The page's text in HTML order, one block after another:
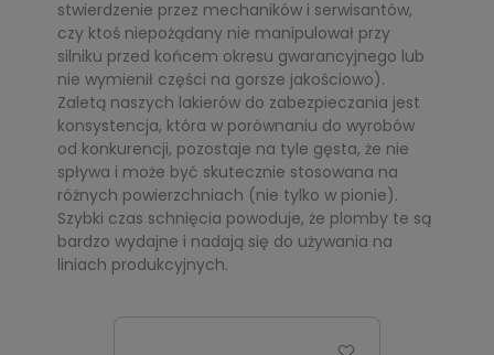
stwierdzenie przez mechaników i serwisantów,
czy ktoś niepożądany nie manipulował przy
silniku przed końcem okresu gwarancyjnego lub
nie wymienił części na gorsze jakościowo).
Zaletą naszych lakierów do zabezpieczania jest
konsystencja, która w porównaniu do wyrobów
od konkurencji, pozostaje na tyle gęsta, że nie
spływa i może być skutecznie stosowana na
różnych powierzchniach (nie tylko w pionie).
Szybki czas schnięcia powoduje, że plomby te są
bardzo wydajne i nadają się do używania na
liniach produkcyjnych.